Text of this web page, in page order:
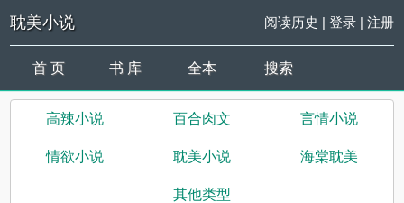
耽美小说 阅读历史 | 登录| 注册
首 页 书 库 全本 搜索
高辣小说 百合肉文 言情小说
情欲小说 耽美小说 海棠耽美
其他类型